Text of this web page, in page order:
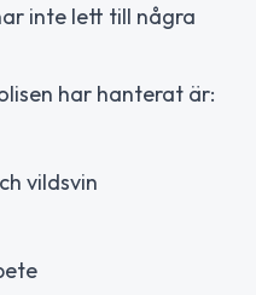
inte lett till några
har hanterat är:
vildsvin